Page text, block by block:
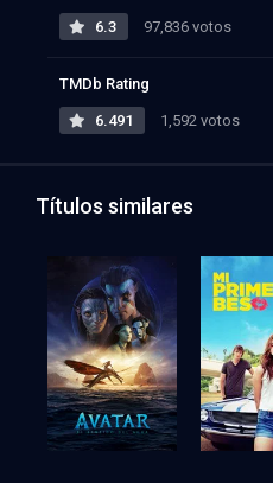
6.3 97,836 votos
TMDb Rating
6.491 1,592 votos
Títulos similares